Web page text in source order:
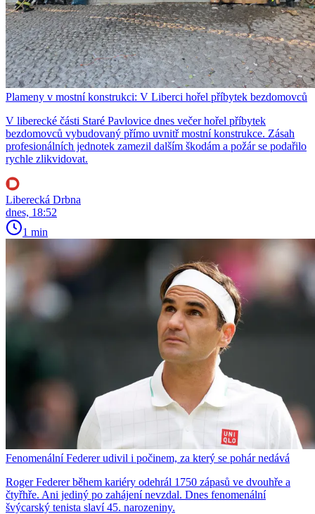
Plameny v mostní konstrukci: V Liberci hořel příbytek bezdomovců
V liberecké části Staré Pavlovice dnes večer hořel příbytek
bezdomovců vybudovaný přímo uvnitř mostní konstrukce. Zásah
profesionálních jednotek zamezil dalším škodám a požár se podařilo
rychle zlikvidovat.
Liberecká Drbna
dnes, 18:52
1 min
Fenomenální Federer udivil i počinem, za který se pohár nedává
Roger Federer během kariéry odehrál 1750 zápasů ve dvouhře a
čtyřhře. Ani jediný po zahájení nevzdal. Dnes fenomenální
švýcarský tenista slaví 45. narozeniny.